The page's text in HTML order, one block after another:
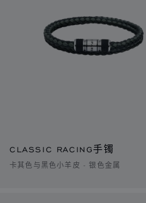
CLASSIC RACING手镯
卡其色与黑色小羊皮 - 银色金属